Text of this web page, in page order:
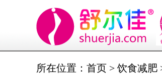
所在位置： 首页 > 饮食减肥